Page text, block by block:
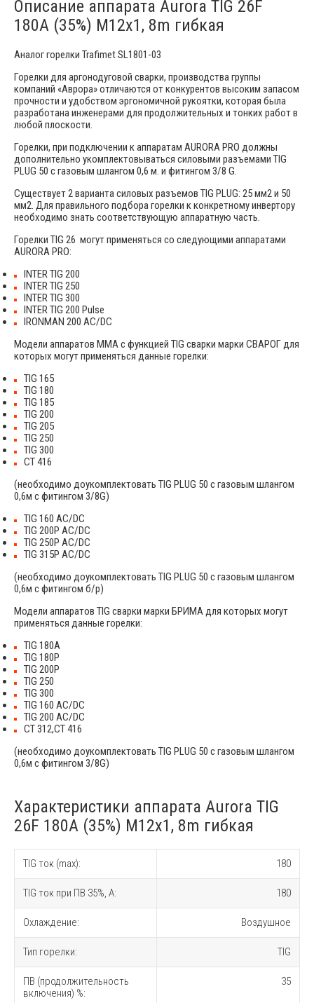
Описание аппарата Aurora TIG 26F
180A (35%) M12x1, 8m гибкая
Аналог горелки Trafimet SL1801-03
Горелки для аргонодуговой сварки, производства группы
компаний «Аврора» отличаются от конкурентов высоким запасом
прочности и удобством эргономичной рукоятки, которая была
разработана инженерами для продолжительных и тонких работ в
любой плоскости.
Горелки, при подключении к аппаратам AURORA PRO должны
дополнительно укомплектовываться силовыми разъемами TIG
PLUG 50 с газовым шлангом 0,6 м. и фитингом 3/8 G.
Существует 2 варианта силовых разъемов TIG PLUG: 25 мм2 и 50
мм2. Для правильного подбора горелки к конкретному инвертору
необходимо знать соответствующую аппаратную часть.
Горелки TIG 26 могут применяться со следующими аппаратами
AURORA PRO:
INTER TIG 200
INTER TIG 250
INTER TIG 300
INTER TIG 200 Pulse
IRONMAN 200 AC/DC
Модели аппаратов MMA с функцией TIG сварки марки СВАРОГ для
которых могут применяться данные горелки:
TIG 165
TIG 180
TIG 185
TIG 200
TIG 205
TIG 250
TIG 300
CT 416
(необходимо доукомплектовать TIG PLUG 50 с газовым шлангом
0,6м с фитингом 3/8G)
TIG 160 AC/DC
TIG 200P AC/DC
TIG 250P AC/DC
TIG 315P AC/DC
(необходимо доукомплектовать TIG PLUG 50 с газовым шлангом
0,6м с фитингом б/р)
Модели аппаратов TIG сварки марки БРИМА для которых могут
применяться данные горелки:
TIG 180A
TIG 180P
TIG 200P
TIG 250
TIG 300
TIG 160 AC/DC
TIG 200 AC/DC
CT 312,CT 416
(необходимо доукомплектовать TIG PLUG 50 с газовым шлангом
0,6м с фитингом 3/8G)
Характеристики аппарата Aurora TIG
26F 180A (35%) M12x1, 8m гибкая
TIG ток (max): 180
TIG ток при ПВ 35%, A: 180
Охлаждение: Воздушное
Тип горелки: TIG
ПВ (продолжительность
включения) %:
35